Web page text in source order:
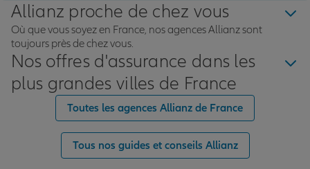
Allianz proche de chez vous
Où que vous soyez en France, nos agences Allianz sont
toujours près de chez vous.
Nos offres d'assurance dans les
plus grandes villes de France
Toutes les agences Allianz de France
Tous nos guides et conseils Allianz